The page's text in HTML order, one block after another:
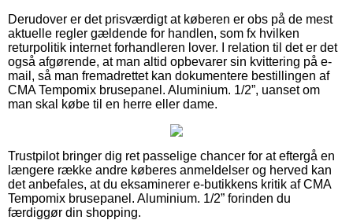
Derudover er det prisværdigt at køberen er obs på de mest
aktuelle regler gældende for handlen, som fx hvilken
returpolitik internet forhandleren lover. I relation til det er det
også afgørende, at man altid opbevarer sin kvittering på e-
mail, så man fremadrettet kan dokumentere bestillingen af
CMA Tempomix brusepanel. Aluminium. 1/2”, uanset om
man skal købe til en herre eller dame.
Trustpilot bringer dig ret passelige chancer for at eftergå en
længere række andre køberes anmeldelser og herved kan
det anbefales, at du eksaminerer e-butikkens kritik af CMA
Tempomix brusepanel. Aluminium. 1/2” forinden du
færdiggør din shopping.